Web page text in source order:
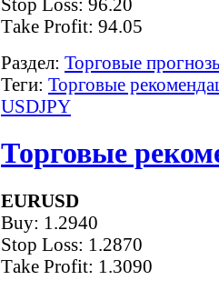
Тake Рrofit: 94.05
Раздел: Торговые
Теги: Торговые
USDJPY
Торговые
EURUSD
Buy: 1.2940
Stop Loss: 1.2870
Тake Рrofit: 1.3090